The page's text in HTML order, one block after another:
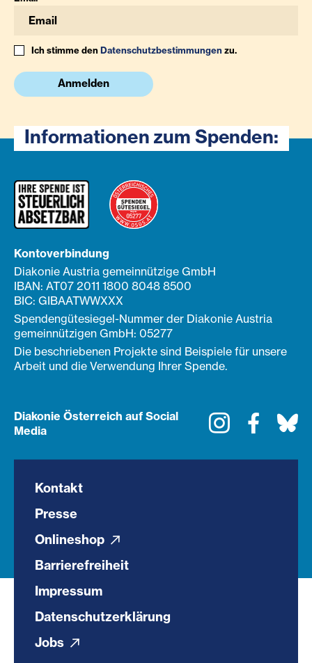
Ich stimme denDatenschutzbestimmungenzu.
Anmelden
Informationen zum Spenden:
Kontoverbindung
Diakonie Austria gemeinnützige GmbH
IBAN: AT07 2011 1800 8048 8500
BIC: GIBAATWWXXX
Spendengütesiegel-Nummer der Diakonie Austria
gemeinnützigen GmbH: 05277
Die beschriebenen Projekte sind Beispiele für unsere
Arbeit und die Verwendung Ihrer Spende.
Diakonie Österreich auf Social
Media
Instagram
Kontakt
Presse
Onlineshop
Barrierefreiheit
Impressum
Datenschutzerklärung
Jobs